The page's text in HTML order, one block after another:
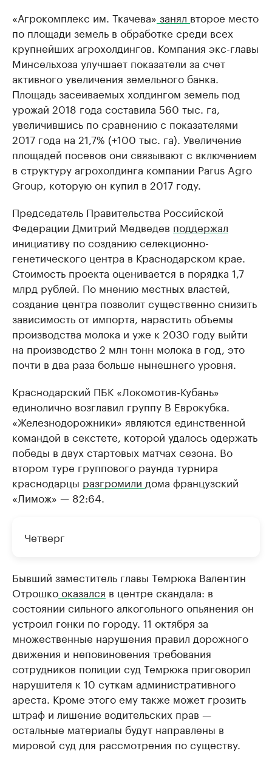
«Агрокомплекс им. Ткачева» занял второе место
по площади земель в обработке среди всех
крупнейших агрохолдингов. Компания экс-главы
Минсельхоза улучшает показатели за счет
активного увеличения земельного банка.
Площадь засеиваемых холдингом земель под
урожай 2018 года составила 560 тыс. га,
увеличившись по сравнению с показателями
2017 года на 21,7% (+100 тыс. га). Увеличение
площадей посевов они связывают с включением
в структуру агрохолдинга компании Parus Agro
Group, которую он купил в 2017 году.
Председатель Правительства Российской
Федерации Дмитрий Медведев поддержал
инициативу по созданию селекционно-
генетического центра в Краснодарском крае.
Стоимость проекта оценивается в порядка 1,7
млрд рублей. По мнению местных властей,
создание центра позволит существенно снизить
зависимость от импорта, нарастить объемы
производства молока и уже к 2030 году выйти
на производство 2 млн тонн молока в год, это
почти в два раза больше нынешнего уровня.
Краснодарский ПБК «Локомотив-Кубань»
единолично возглавил группу В Еврокубка.
«Железнодорожники» являются единственной
командой в секстете, которой удалось одержать
победы в двух стартовых матчах сезона. Во
втором туре группового раунда турнира
краснодарцы разгромили дома французский
«Лимож» — 82:64.
Четверг
Бывший заместитель главы Темрюка Валентин
Отрошкооказался в центре скандала: в
состоянии сильного алкогольного опьянения он
устроил гонки по городу. 11 октября за
множественные нарушения правил дорожного
движения и неповиновения требования
сотрудников полиции суд Темрюка приговорил
нарушителя к 10 суткам административного
ареста. Кроме этого ему также может грозить
штраф и лишение водительских прав —
остальные материалы будут направлены в
мировой суд для рассмотрения по существу.